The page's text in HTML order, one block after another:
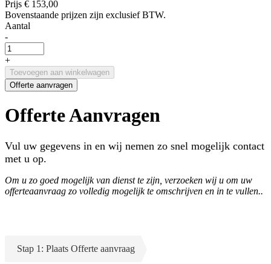
Prijs € 153,00
Bovenstaande prijzen zijn exclusief BTW.
Aantal
-
+
Toevoegen aan winkelwagen
Offerte aanvragen
Offerte Aanvragen
Vul uw gegevens in en wij nemen zo snel mogelijk contact
met u op.
Om u zo goed mogelijk van dienst te zijn, verzoeken wij u om uw
offerteaanvraag zo volledig mogelijk te omschrijven en in te vullen..
Stap 1: Plaats Offerte aanvraag